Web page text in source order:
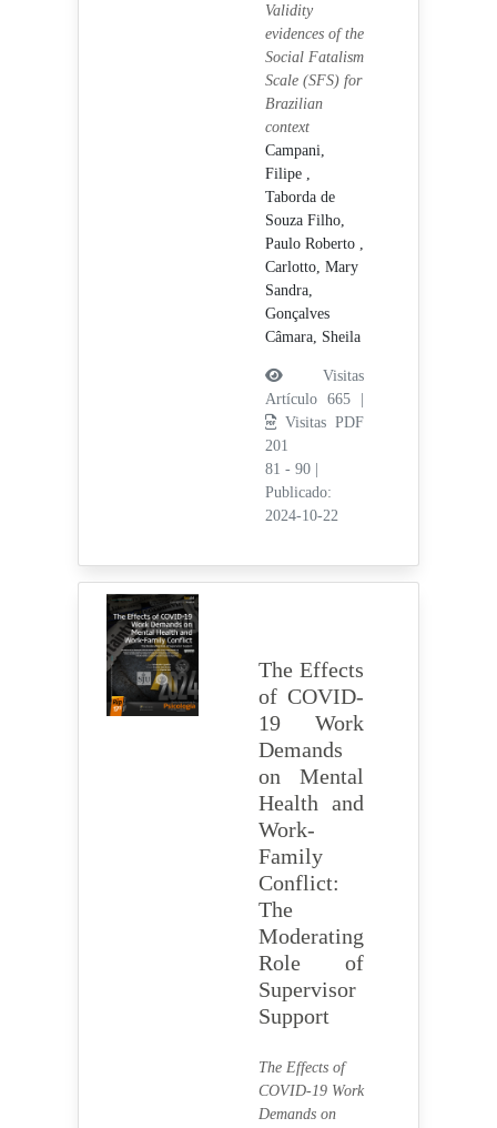
Validity
evidences of the
Social Fatalism
Scale (SFS) for
Brazilian
context
Campani,
Filipe ,
Taborda de
Souza Filho,
Paulo Roberto ,
Carlotto, Mary
Sandra,
Gonçalves
Câmara, Sheila
Visitas
Artículo 665 |
Visitas PDF
201
81 - 90
Publicado:
2024-10-22
The Effects
of COVID-
19 Work
Demands
on Mental
Health and
Work-
Family
Conflict:
The
Moderating
Role of
Supervisor
Support
The Effects of
COVID-19 Work
Demands on